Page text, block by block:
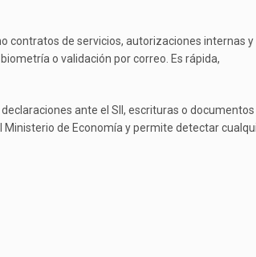
contratos de servicios, autorizaciones internas y
o validación por correo. Es rápida,
ante el SII, escrituras o documentos
de Economía y permite detectar